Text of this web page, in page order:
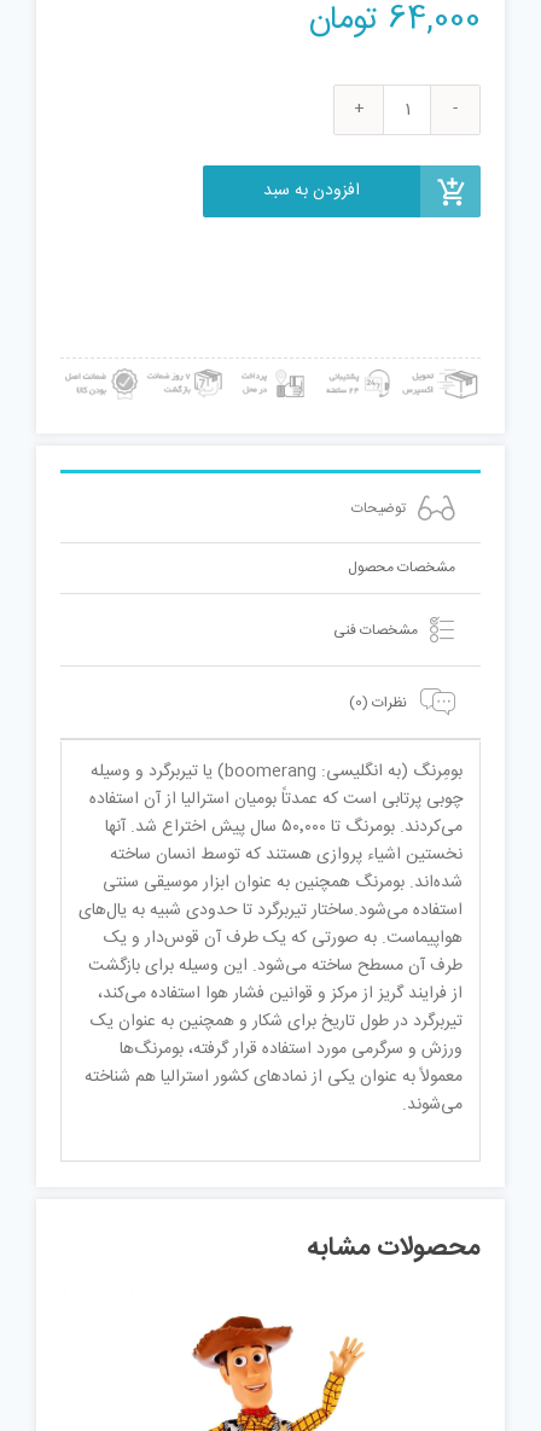
64,000 تومان
بومرنگ
افزودن به سبد
توضیحات
مشخصات محصول
مشخصات فنی
نظرات (0)
بومِرنگ (به انگلیسی: boomerang) یا تیربرگرد و وسیله
چوبی پرتابی است که عمدتاً بومیان استرالیا از آن استفاده
می‌کردند. بومرنگ تا ۵۰٬۰۰۰ سال پیش اختراع شد. آنها
نخستین اشیاء پروازی هستند که توسط انسان ساخته
شده‌اند. بومرنگ همچنین به عنوان ابزار موسیقی سنتی
استفاده می‌شود.ساختار تیربرگرد تا حدودی شبیه به یال‌های
هواپیماست. به صورتی که یک طرف آن قوس‌دار و یک
طرف آن مسطح ساخته می‌شود. این وسیله برای بازگشت
از فرایند گریز از مرکز و قوانین فشار هوا استفاده می‌کند،
تیربرگرد در طول تاریخ برای شکار و همچنین به عنوان یک
ورزش و سرگرمی مورد استفاده قرار گرفته، بومرنگ‌ها
معمولاً به عنوان یکی از نمادهای کشور استرالیا هم شناخته
می‌شوند.
محصولات مشابه